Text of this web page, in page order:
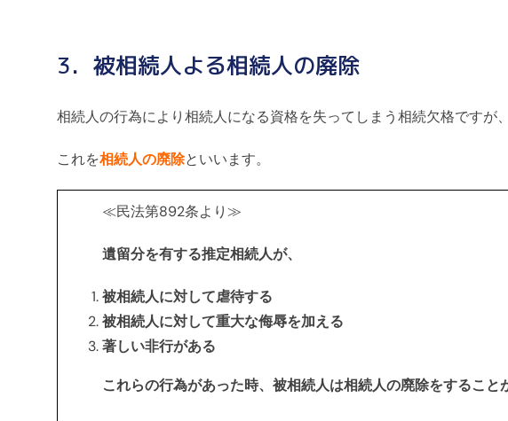
3．被相続人よる相続人の廃除
相続人の行為により相続人になる資格を失ってしまう相続欠格ですが、
これを相続人の廃除といいます。
≪民法第892条より≫
遺留分を有する推定相続人が、
被相続人に対して虐待する
被相続人に対して重大な侮辱を加える
著しい非行がある
これらの行為があった時、被相続人は相続人の廃除をすること